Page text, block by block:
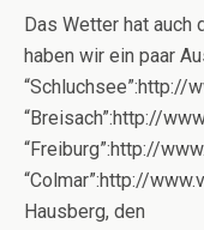
Das Wetter hat
haben wir ein paar
“Schluchsee”:http://
“Breisach”:http://
“Freiburg”:http://
“Colmar”:http://
Hausberg, den